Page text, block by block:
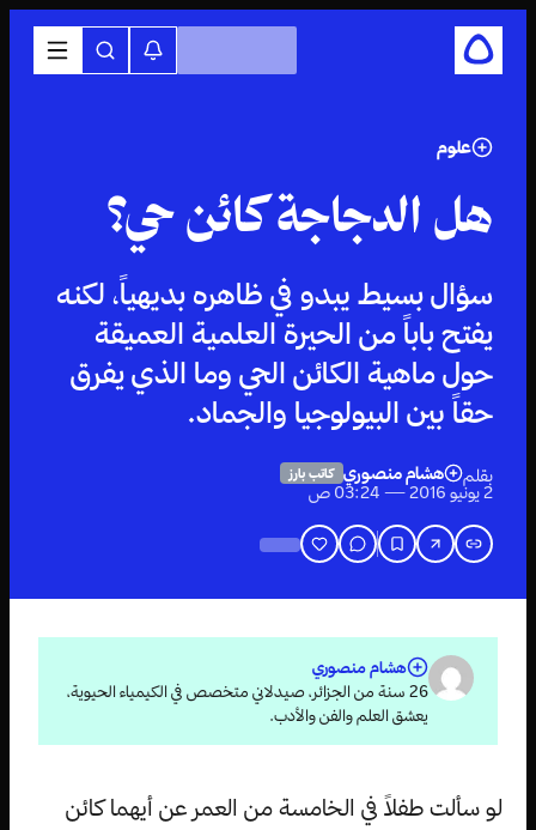
علوم
هل الدجاجة كائن حي؟
سؤال بسيط يبدو في ظاهره بديهياً، لكنه
يفتح باباً من الحيرة العلمية العميقة
حول ماهية الكائن الحي وما الذي يفرق
حقاً بين البيولوجيا والجماد.
بقلم هشام منصوري كاتب بارز
2 يونيو 2016 — 03:24 ص
هشام منصوري
26 سنة من الجزائر، صيدلاني متخصص في الكيمياء الحيوية،
يعشق العلم والفن والأدب.
لو سألت طفلاً في الخامسة من العمر عن أيهما كائن